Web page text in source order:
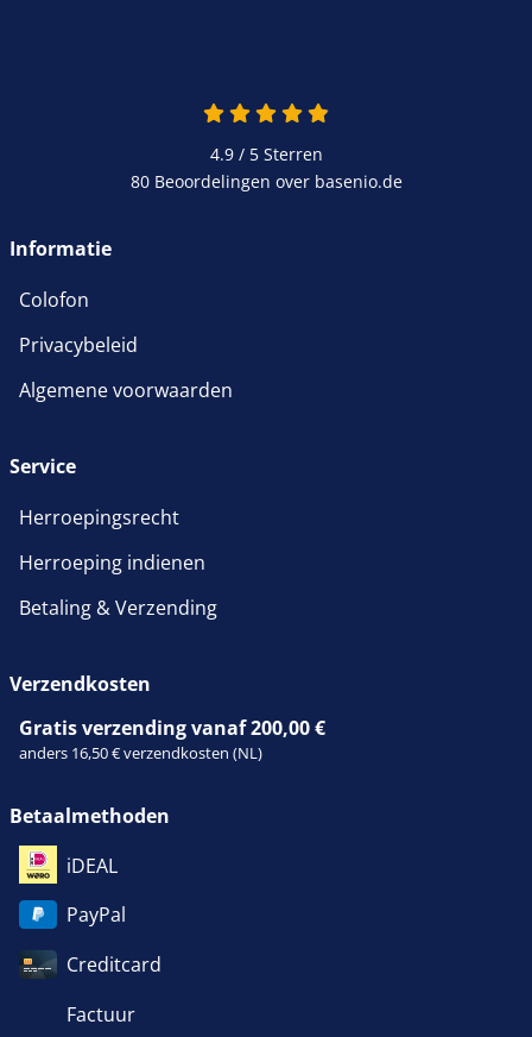
4.9 van 5
4.9 / 5Sterren
80 Beoordelingen over basenio.de
Informatie
Colofon
Privacybeleid
Algemene voorwaarden
Service
Herroepingsrecht
Herroeping indienen
Betaling & Verzending
Verzendkosten
Gratis verzending vanaf 200,00 €
anders 16,50 € verzendkosten (NL)
Betaalmethoden
iDEAL
PayPal
Creditcard
Factuur